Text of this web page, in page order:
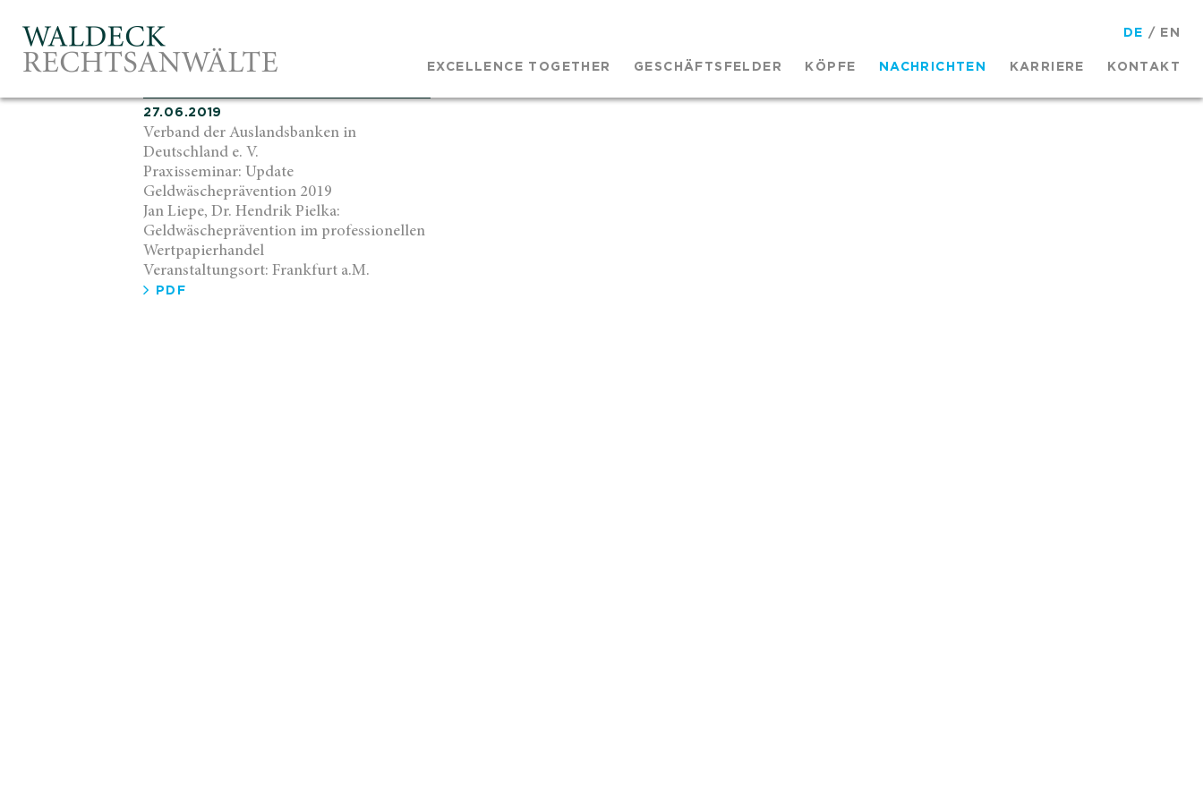
DE / EN
EXCELLENCE TOGETHER GESCHÄFTSFELDER KÖPFE NACHRICHTEN KARRIERE KONTAKT
27.06.2019
Verband der Auslandsbanken in
Deutschland e. V.
Praxisseminar: Update
Geldwäscheprävention 2019
Jan Liepe, Dr. Hendrik Pielka:
Geldwäscheprävention im professionellen
Wertpapierhandel
Veranstaltungsort: Frankfurt a.M.
PDF